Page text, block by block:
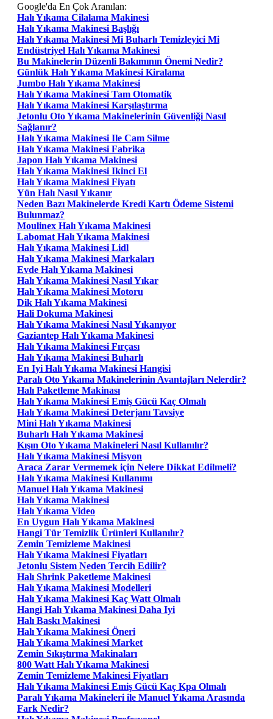
Google'da En Çok Aranılan:
Halı Yıkama Cilalama Makinesi
Halı Yıkama Makinesi Başlığı
Halı Yıkama Makinesi Mi Buharlı Temizleyici Mi
Endüstriyel Halı Yıkama Makinesi
Bu Makinelerin Düzenli Bakımının Önemi Nedir?
Günlük Halı Yıkama Makinesi Kiralama
Jumbo Halı Yıkama Makinesi
Halı Yıkama Makinesi Tam Otomatik
Halı Yıkama Makinesi Karşılaştırma
Jetonlu Oto Yıkama Makinelerinin Güvenliği Nasıl
Sağlanır?
Halı Yıkama Makinesi Ile Cam Silme
Halı Yıkama Makinesi Fabrika
Japon Halı Yıkama Makinesi
Halı Yıkama Makinesi Ikinci El
Halı Yıkama Makinesi Fiyatı
Yün Halı Nasıl Yıkanır
Neden Bazı Makinelerde Kredi Kartı Ödeme Sistemi
Bulunmaz?
Moulinex Halı Yıkama Makinesi
Labomat Halı Yıkama Makinesi
Halı Yıkama Makinesi Lidl
Halı Yıkama Makinesi Markaları
Evde Halı Yıkama Makinesi
Halı Yıkama Makinesi Nasıl Yıkar
Halı Yıkama Makinesi Motoru
Dik Halı Yıkama Makinesi
Hali Dokuma Makinesi
Halı Yıkama Makinesi Nasıl Yıkanıyor
Gaziantep Halı Yıkama Makinesi
Halı Yıkama Makinesi Fırçası
Halı Yıkama Makinesi Buharlı
En Iyi Halı Yıkama Makinesi Hangisi
Paralı Oto Yıkama Makinelerinin Avantajları Nelerdir?
Halı Paketleme Makinası
Halı Yıkama Makinesi Emiş Gücü Kaç Olmalı
Halı Yıkama Makinesi Deterjanı Tavsiye
Mini Halı Yıkama Makinesi
Buharlı Halı Yıkama Makinesi
Kışın Oto Yıkama Makineleri Nasıl Kullanılır?
Halı Yıkama Makinesi Misyon
Araca Zarar Vermemek için Nelere Dikkat Edilmeli?
Halı Yıkama Makinesi Kullanımı
Manuel Halı Yıkama Makinesi
Halı Yıkama Makinesi
Halı Yıkama Video
En Uygun Halı Yıkama Makinesi
Hangi Tür Temizlik Ürünleri Kullanılır?
Zemin Temizleme Makinesi
Halı Yıkama Makinesi Fiyatları
Jetonlu Sistem Neden Tercih Edilir?
Halı Shrink Paketleme Makinesi
Halı Yıkama Makinesi Modelleri
Halı Yıkama Makinesi Kaç Watt Olmalı
Hangi Halı Yıkama Makinesi Daha Iyi
Halı Baskı Makinesi
Halı Yıkama Makinesi Öneri
Halı Yıkama Makinesi Market
Zemin Sıkıştırma Makinaları
800 Watt Halı Yıkama Makinesi
Zemin Temizleme Makinesi Fiyatları
Halı Yıkama Makinesi Emiş Gücü Kaç Kpa Olmalı
Paralı Yıkama Makineleri ile Manuel Yıkama Arasında
Fark Nedir?